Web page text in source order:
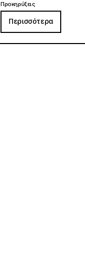
Προκηρύξεις
Περισσότερα